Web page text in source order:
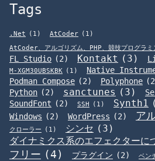
Tags
.Net (1) AtCoder (1)
AtCoder、アルゴリズム、PHP、競技プログラミ
FL Studio (2) Kontakt (3)
M-XGM30UBSKBK (1) Native
Podman Compose (2) Polyphone
Python (2) sanctunes (3)
SoundFont (2) SSH (1) Synth1
Windows (2) WordPress (2) ア
クローラー (1) シンセ (3)
ダイナミクス系のエフェクターに
フリー (4) プラグイン (2) ベン